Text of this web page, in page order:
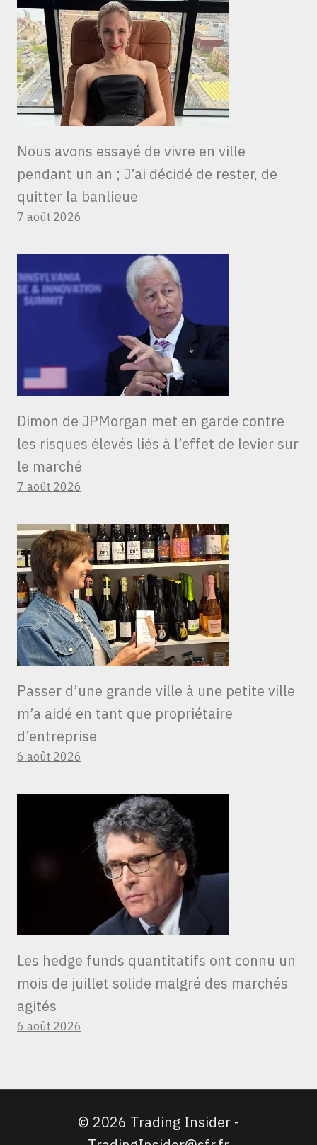
Nous avons essayé de vivre en ville
pendant un an ; J’ai décidé de rester, de
quitter la banlieue
7 août 2026
Dimon de JPMorgan met en garde contre
les risques élevés liés à l’effet de levier sur
le marché
7 août 2026
Passer d’une grande ville à une petite ville
m’a aidé en tant que propriétaire
d’entreprise
6 août 2026
Les hedge funds quantitatifs ont connu un
mois de juillet solide malgré des marchés
agités
6 août 2026
© 2026 Trading Insider -